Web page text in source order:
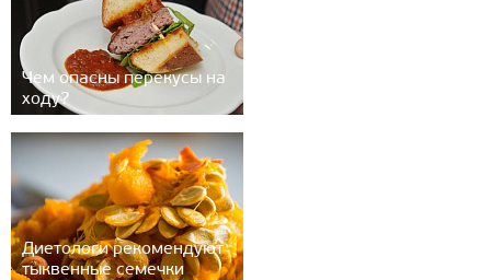
Чем опасны перекусы на
ходу?
Диетологи рекомендуют
тыквенные семечки